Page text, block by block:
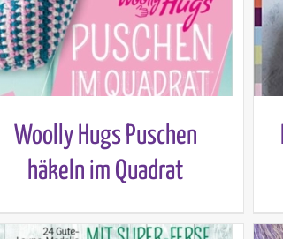
Woolly Hugs Puschen
häkeln im Quadrat